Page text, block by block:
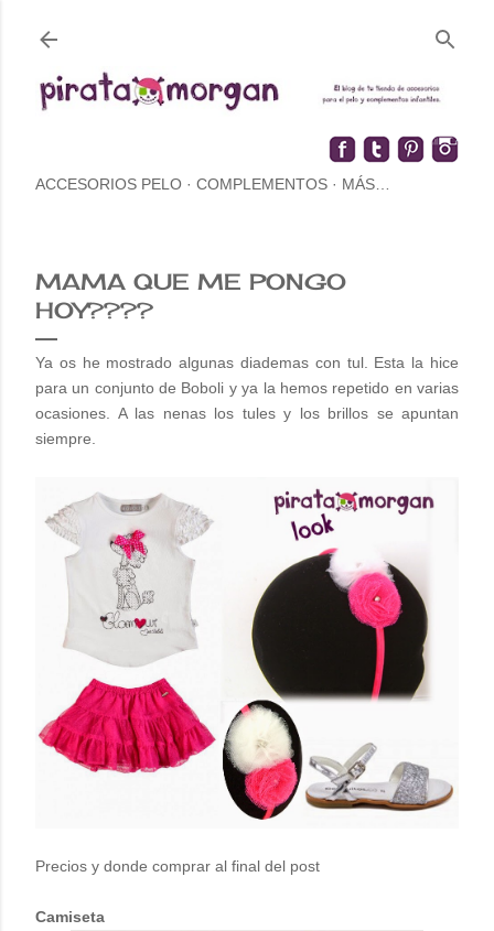
ACCESORIOS PELO COMPLEMENTOS MÁS…
MAMA QUE ME PONGO
HOY????
Ya os he mostrado algunas diademas con tul. Esta la hice
para un conjunto de Boboli y ya la hemos repetido en varias
ocasiones. A las nenas los tules y los brillos se apuntan
siempre.
Precios y donde comprar al final del post
Camiseta